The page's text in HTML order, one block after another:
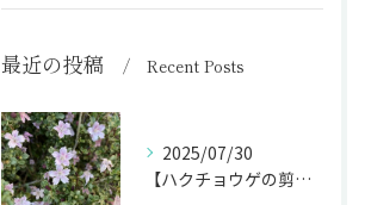
最近の投稿 Recent Posts
2025/07/30
【ハクチョウゲの剪定】白い花を長く楽しむ剪定時期を完全ガイド